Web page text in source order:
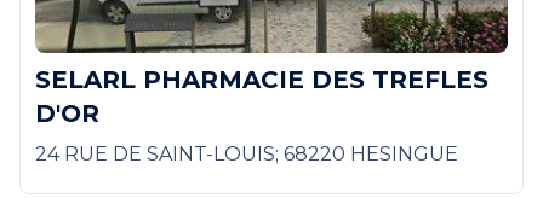
SELARL PHARMACIE DES TREFLES
D'OR
24 RUE DE SAINT-LOUIS; 68220 HESINGUE